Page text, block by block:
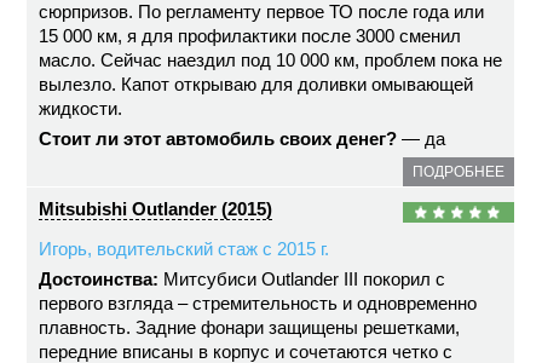
сюрпризов. По регламенту первое ТО после года или
15 000 км, я для профилактики после 3000 сменил
масло. Сейчас наездил под 10 000 км, проблем пока не
вылезло. Капот открываю для доливки омывающей
жидкости.
Стоит ли этот автомобиль своих денег? — да
ПОДРОБНЕЕ
Mitsubishi Outlander (2015)
Игорь, водительский стаж с 2015 г.
Достоинства: Митсубиси Outlander III покорил с
первого взгляда – стремительность и одновременно
плавность. Задние фонари защищены решетками,
передние вписаны в корпус и сочетаются четко с